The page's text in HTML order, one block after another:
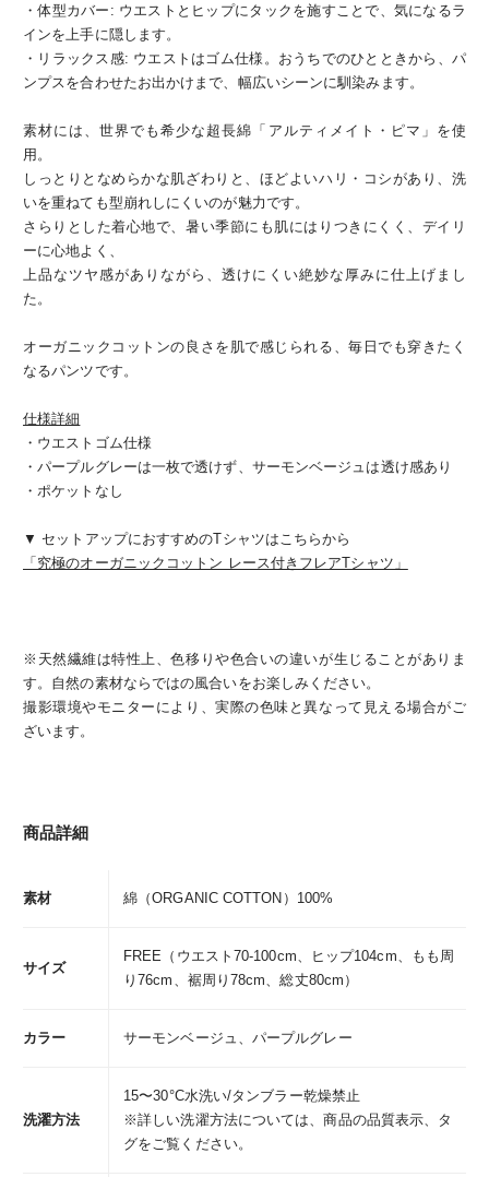
・体型カバー: ウエストとヒップにタックを施すことで、気になるラ
インを上手に隠します。
・リラックス感: ウエストはゴム仕様。おうちでのひとときから、パ
ンプスを合わせたお出かけまで、幅広いシーンに馴染みます。
素材には、世界でも希少な超長綿「アルティメイト・ピマ」を使
用。
しっとりとなめらかな肌ざわりと、ほどよいハリ・コシがあり、洗
いを重ねても型崩れしにくいのが魅力です。
さらりとした着心地で、暑い季節にも肌にはりつきにくく、デイリ
ーに心地よく、
上品なツヤ感がありながら、透けにくい絶妙な厚みに仕上げまし
た。
オーガニックコットンの良さを肌で感じられる、毎日でも穿きたく
なるパンツです。
仕様詳細
・ウエストゴム仕様
・パープルグレーは一枚で透けず、サーモンベージュは透け感あり
・ポケットなし
▼ セットアップにおすすめのTシャツはこちらから
「究極のオーガニックコットン レース付きフレアTシャツ」
※天然繊維は特性上、色移りや色合いの違いが生じることがありま
す。自然の素材ならではの風合いをお楽しみください。
撮影環境やモニターにより、実際の色味と異なって見える場合がご
ざいます。
商品詳細
素材 綿（ORGANIC COTTON）100%
サイズ
FREE（ウエスト70-100cm、ヒップ104cm、もも周
り76cm、裾周り78cm、総丈80cm）
カラー サーモンベージュ、パープルグレー
洗濯方法
15〜30°C水洗い/タンブラー乾燥禁止
※詳しい洗濯方法については、商品の品質表示、タ
グをご覧ください。